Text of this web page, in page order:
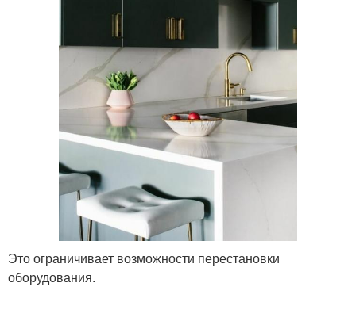
Это ограничивает возможности перестановки
оборудования.